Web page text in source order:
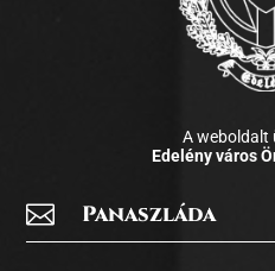
A weboldalt
Edelény város
 Panaszláda